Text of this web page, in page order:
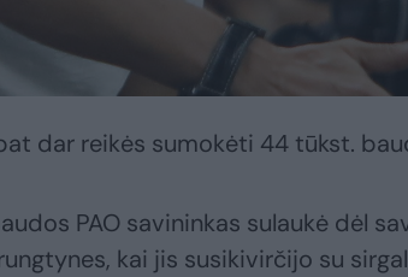
dar reikės sumokėti 44 tūkst.
PAO savininkas sulaukė dėl
kai jis susikivirčijo su